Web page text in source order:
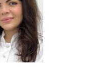
о
Тумасян
терапевт